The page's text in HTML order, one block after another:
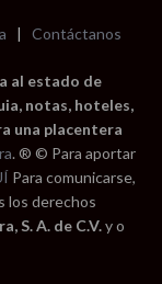
| Contáctanos
al estado de
notas, hoteles,
una placentera
. ® © Para aportar
Para comunicarse,
los derechos
S. A. de C.V.y o